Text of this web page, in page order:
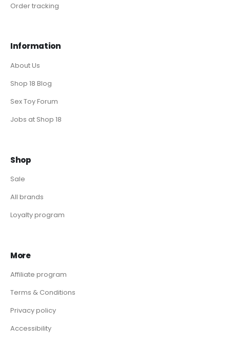
Order tracking
Information
About Us
Shop 18 Blog
Sex Toy Forum
Jobs at Shop 18
Shop
Sale
All brands
Loyalty program
More
Affiliate program
Terms & Conditions
Privacy policy
Accessibility